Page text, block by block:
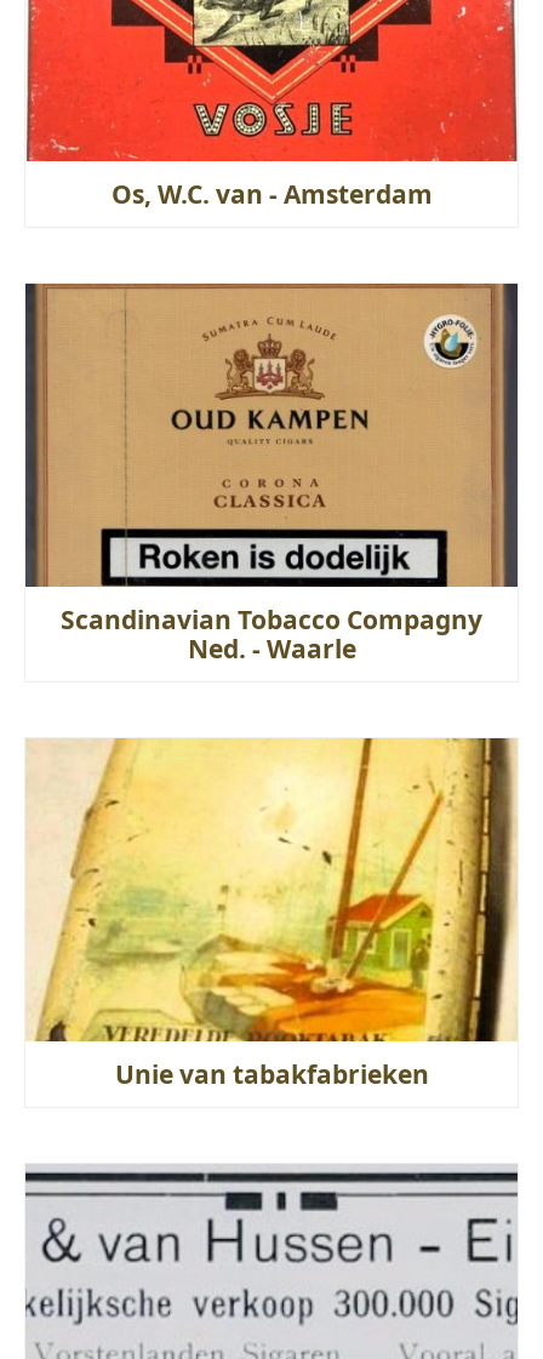
Os, W.C. van - Amsterdam
Scandinavian Tobacco Compagny
Ned. - Waarle
Unie van tabakfabrieken